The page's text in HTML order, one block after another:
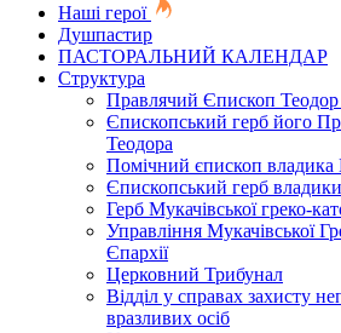
Наші герої
Душпастир
ПАСТОРАЛЬНИЙ КАЛЕНДАР
Структура
Правлячий Єпископ
Єпископський герб його
Теодора
Помічний єпископ владика
Єпископський герб
Герб Мукачівської греко-
Управління Мукачівської
Єпархії
Церковний Трибунал
Відділ у справах захисту
вразливих осіб